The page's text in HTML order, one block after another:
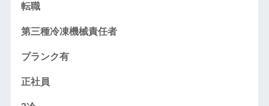
転職
第三種冷凍機械責任者
ブランク有
正社員